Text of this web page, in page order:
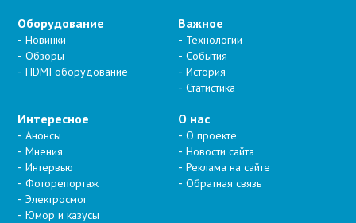
Оборудование
Новинки
Обзоры
HDMI оборудование
Важное
Технологии
События
История
Статистика
Интересное
Анонсы
Мнения
Интервью
Фоторепортаж
Электросмог
Юмор и казусы
О нас
О проекте
Новости сайта
Реклама на сайте
Обратная связь